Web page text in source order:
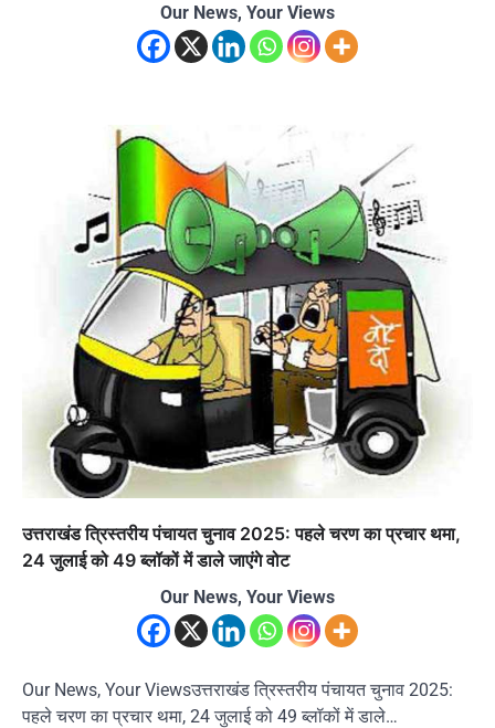
Our News, Your Views
उत्तराखंड त्रिस्तरीय पंचायत चुनाव 2025: पहले चरण का प्रचार थमा,
24 जुलाई को 49 ब्लॉकों में डाले जाएंगे वोट
Our News, Your Views
Our News, Your Viewsउत्तराखंड त्रिस्तरीय पंचायत चुनाव 2025:
पहले चरण का प्रचार थमा, 24 जुलाई को 49 ब्लॉकों में डाले…